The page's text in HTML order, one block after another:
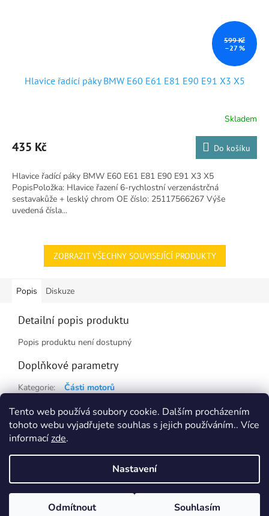
Tento web používá soubory cookie. Dalším procházením
tohoto webu vyjadřujete souhlas s jejich používáním.. Více
informacízde.
Nastavení
Odmítnout Souhlasím
599 Kč
–27 %
Hlavice řadící páky BMW E60 E61 E81 E90 E91 X3 X5
produktu
je
z
5
hvězdiček.
Skladem
435 Kč Do košíku
Hlavice řadící páky BMW E60 E61 E81 E90 E91 X3 X5
PopisPoložka: Hlavice řazení 6-rychlostní verzenástrčná
sestavakůže + lesklý chrom OE číslo: 25117566267 Výše
uvedená čísla...
ZOBRAZIT VŠECHNY SOUVISEJÍCÍ PRODUKTY
Popis Diskuze
Detailní popis produktu
Popis produktu není dostupný
Doplňkové parametry
Kategorie:
Části motorů
Copyright 2026TNTautodily. Všechna práva vyhrazena.Upravit